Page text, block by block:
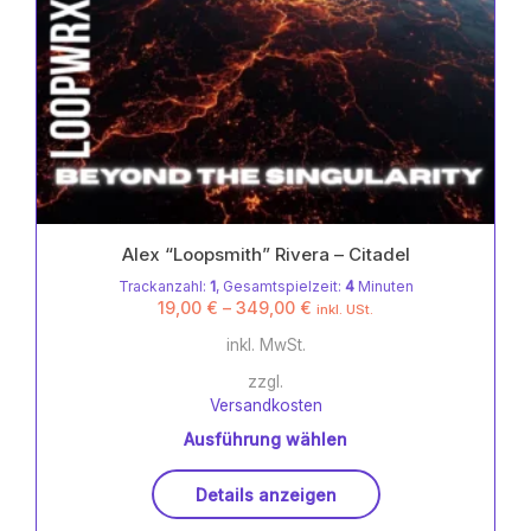
Alex “Loopsmith” Rivera – Citadel
Trackanzahl: 1, Gesamtspielzeit: 4Minuten
19,00 € – 349,00 € inkl. USt.
inkl. MwSt.
zzgl.
Versandkosten
Ausführung wählen
Produkt
Details anzeigen